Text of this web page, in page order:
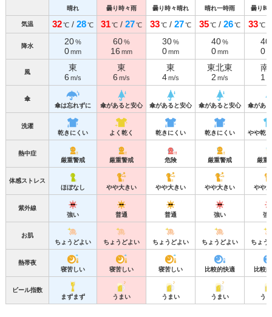
晴れ 曇り時々雨 曇り時々晴れ 晴れ一時雨 曇り時
気温 32℃/ 28℃ 31℃/ 27℃ 33℃/ 27℃ 35℃/ 26℃ 33℃/
降水 20%
0mm
60%
16 mm
30%
0mm
40%
0mm
40
0
風
東
6 m/s
東
6 m/s
東
4m/s
東北東
2 m/s
南
1
傘
傘は忘れずに
傘があると安心 傘があると安心 傘があると安心 傘があ
洗濯
乾きにくい
よく乾く 乾きにくい 乾きにくい やや乾
熱中症
厳重警戒
厳重警戒 危険 厳重警戒 厳重
体感ストレス
ほぼなし
やや大きい やや大きい やや大きい やや
紫外線
強い
普通 普通 強い 強
お肌
ちょうどよい
ちょうどよい ちょうどよい ちょうどよい ちょう
熱帯夜
寝苦しい
寝苦しい 寝苦しい 比較的快適 比較
ビール指数
まずまず
うまい うまい うまい う